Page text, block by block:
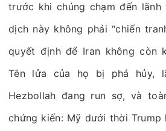
trước khi chúng chạm đến lãnh
dịch này không phải “chiến
quyết định để Iran không còn
Tên lửa của họ bị phá hủy,
Hezbollah đang run sợ, và
chứng kiến: Mỹ dưới thời Trump